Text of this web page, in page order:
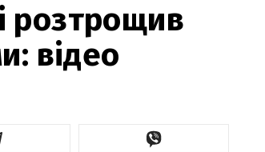
розтрощив
відео